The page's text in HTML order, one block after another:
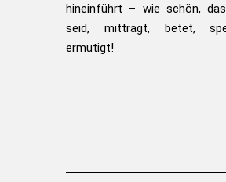
hineinführt – wie schön,
seid, mittragt, betet,
ermutigt!